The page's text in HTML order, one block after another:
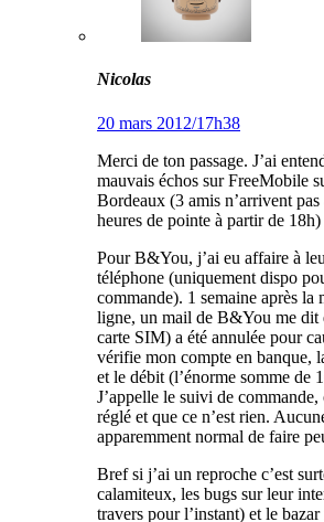
Nicolas
20 mars 2012/17h38
Merci de ton passage. J’ai
mauvais échos sur FreeMobile
Bordeaux (3 amis n’arrivent pas
heures de pointe à partir de 18h)
Pour B&You, j’ai eu affaire à
téléphone (uniquement dispo
commande). 1 semaine après la
ligne, un mail de B&You me dit
carte SIM) a été annulée pour
vérifie mon compte en banque,
et le débit (l’énorme somme de
J’appelle le suivi de
réglé et que ce n’est rien.
apparemment normal de faire
Bref si j’ai un reproche c’est
calamiteux, les bugs sur leur
travers pour l’instant) et le